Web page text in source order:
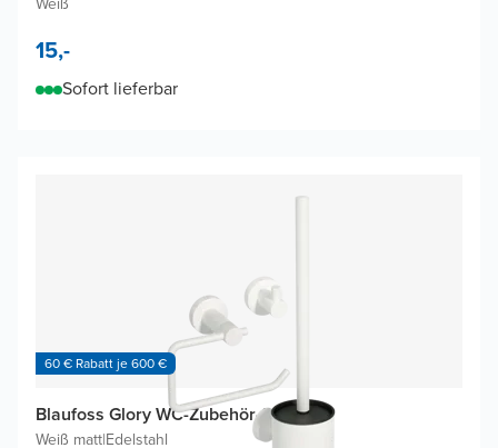
15,-
Sofort lieferbar
60 € Rabatt je 600 €
Blaufoss Glory WC-Zubehör-Set
Weiß matt|Edelstahl